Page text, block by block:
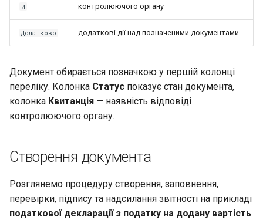
и
контролюючого органу
Додатково додаткові дії над позначеними документами
Документ обирається позначкою у першій колонці
переліку. Колонка Статус показує стан документа,
колонка Квитанція — наявність відповіді
контролюючого органу.
Створення документа
Розглянемо процедуру створення, заповнення,
перевірки, підпису та надсилання звітності на прикладі
податкової декларації з податку на додану вартість